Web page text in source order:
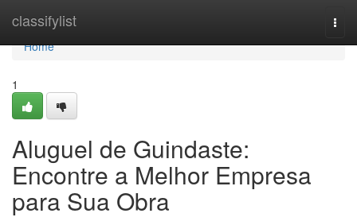
classifylist
Home
Home
1
Aluguel de Guindaste:
Encontre a Melhor Empresa
para Sua Obra